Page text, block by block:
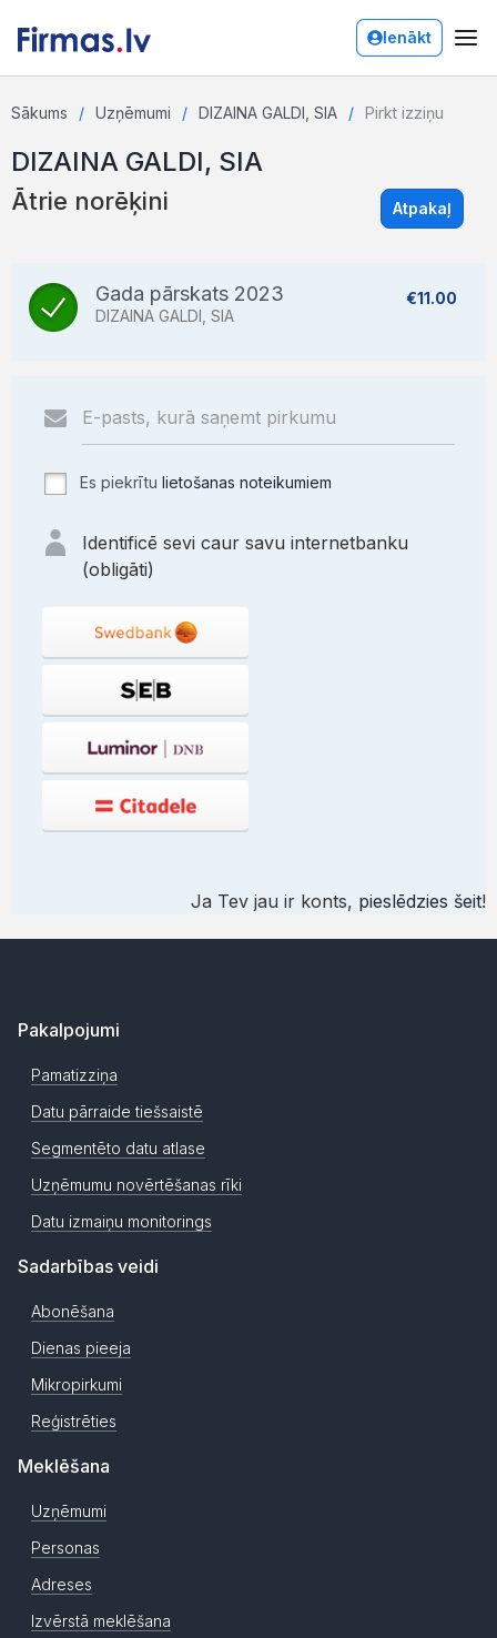
Ienākt
Sākums Uzņēmumi DIZAINA GALDI, SIA Pirkt izziņu
DIZAINA GALDI, SIA
Ātrie norēķini Atpakaļ
Gada pārskats 2023
DIZAINA GALDI, SIA
€11.00
Es piekrītu lietošanas noteikumiem
Identificē sevi caur savu internetbanku
(obligāti)
Ja Tev jau ir konts, pieslēdzies šeit!
Pakalpojumi
Pamatizziņa
Datu pārraide tiešsaistē
Segmentēto datu atlase
Uzņēmumu novērtēšanas rīki
Datu izmaiņu monitorings
Sadarbības veidi
Abonēšana
Dienas pieeja
Mikropirkumi
Reģistrēties
Meklēšana
Uzņēmumi
Personas
Adreses
Izvērstā meklēšana